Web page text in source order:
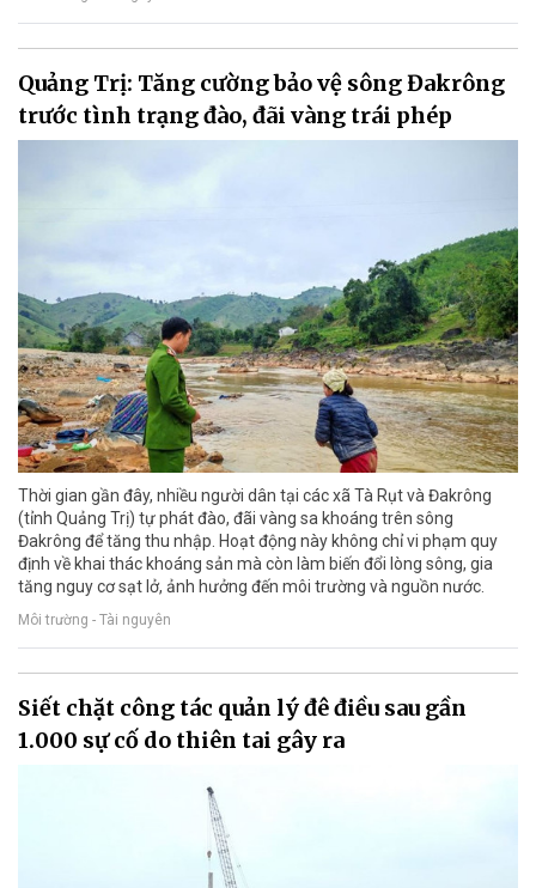
Quảng Trị: Tăng cường bảo vệ sông Đakrông
trước tình trạng đào, đãi vàng trái phép
Thời gian gần đây, nhiều người dân tại các xã Tà Rụt và Đakrông
(tỉnh Quảng Trị) tự phát đào, đãi vàng sa khoáng trên sông
Đakrông để tăng thu nhập. Hoạt động này không chỉ vi phạm quy
định về khai thác khoáng sản mà còn làm biến đổi lòng sông, gia
tăng nguy cơ sạt lở, ảnh hưởng đến môi trường và nguồn nước.
Môi trường - Tài nguyên
Siết chặt công tác quản lý đê điều sau gần
1.000 sự cố do thiên tai gây ra